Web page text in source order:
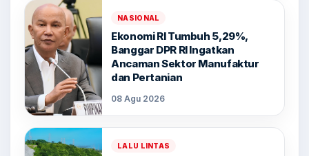
NASIONAL
Ekonomi RI Tumbuh 5,29%,
Banggar DPR RI Ingatkan
Ancaman Sektor Manufaktur
dan Pertanian
08 Agu 2026
LALU LINTAS